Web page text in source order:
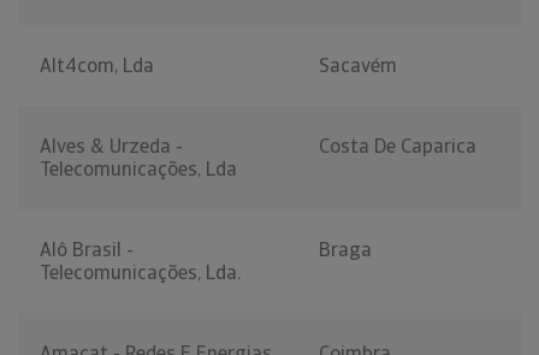
Alt4com, Lda Sacavém
Alves & Urzeda -
Telecomunicações, Lda
Costa De Caparica
Alô Brasil -
Telecomunicações, Lda.
Braga